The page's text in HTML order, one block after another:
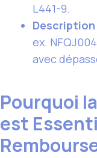
L441-9.
ex.
avec
Pourquoi
est